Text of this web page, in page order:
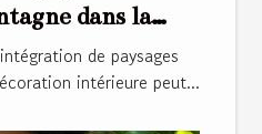
dans la
de paysages
intérieure peut...